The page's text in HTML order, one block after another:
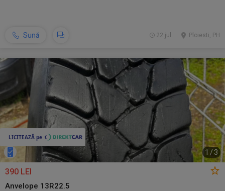
Sună Ploiesti, PH
22 jul.
1 /3
390 LEI
Anvelope 13R22.5